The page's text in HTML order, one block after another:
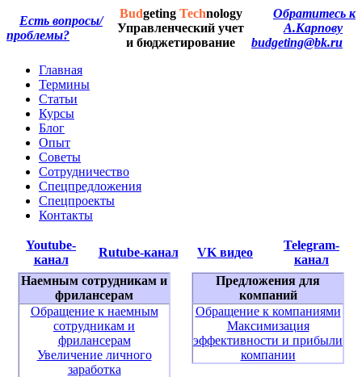
Есть вопросы/
проблемы?
Budgeting Technology
Управленческий учет
и бюджетирование
Обратитесь к
А.Карпову
budgeting@bk.ru
Главная
Термины
Статьи
Курсы
Блог
Опыт
Советы
Сотрудничество
Спецпредложения
Спецпроекты
Контакты
Youtube-
канал
Rutube-канал VK видео
Telegram-
канал
Наемным сотрудникам и
фрилансерам
Обращение к наемным
сотрудникам и
фрилансерам
Увеличение личного
заработка
Предложения для
компаний
Обращение к компаниями
Максимизация
эффективности и прибыли
компании